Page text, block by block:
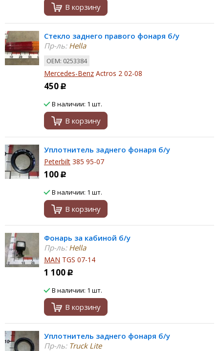
В корзину
Стекло заднего правого фонаря б/у
Пр-ль:Hella
ОЕМ: 0253384
Mercedes-Benz Actros 2 02-08
450 Р
В наличии: 1 шт.
В корзину
Уплотнитель заднего фонаря б/у
Peterbilt 385 95-07
100 Р
В наличии: 1 шт.
В корзину
Фонарь за кабиной б/у
Пр-ль:Hella
MAN TGS 07-14
1 100 Р
В наличии: 1 шт.
В корзину
Уплотнитель заднего фонаря б/у
Пр-ль:Truck Lite